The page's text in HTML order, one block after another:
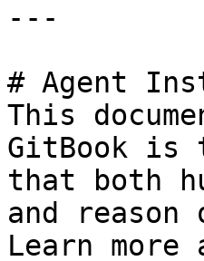
---
# Agent
This
GitBook is
that both
and
Learn